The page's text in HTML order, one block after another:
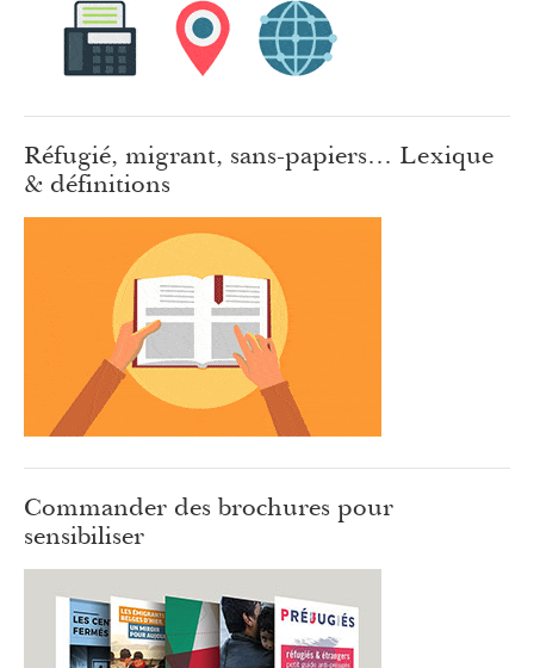
Réfugié, migrant, sans-papiers… Lexique
& définitions
Commander des brochures pour
sensibiliser